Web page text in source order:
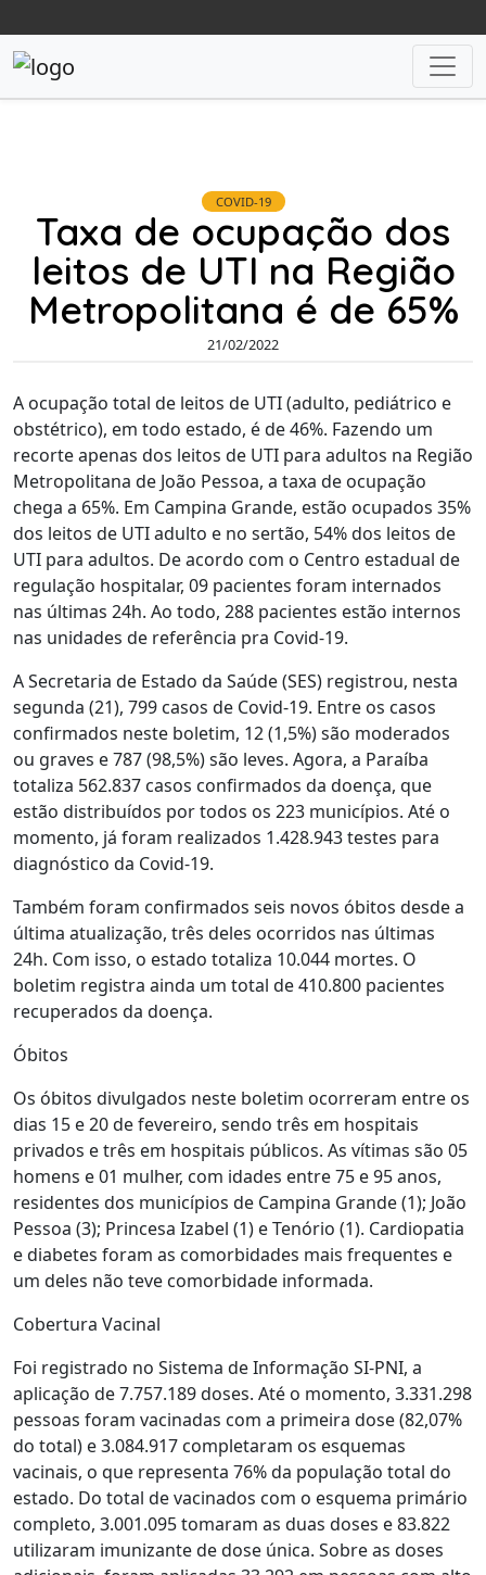
COVID-19
Taxa de ocupação dos
leitos de UTI na Região
Metropolitana é de 65%
21/02/2022
A ocupação total de leitos de UTI (adulto, pediátrico e
obstétrico), em todo estado, é de 46%. Fazendo um
recorte apenas dos leitos de UTI para adultos na Região
Metropolitana de João Pessoa, a taxa de ocupação
chega a 65%. Em Campina Grande, estão ocupados 35%
dos leitos de UTI adulto e no sertão, 54% dos leitos de
UTI para adultos. De acordo com o Centro estadual de
regulação hospitalar, 09 pacientes foram internados
nas últimas 24h. Ao todo, 288 pacientes estão internos
nas unidades de referência pra Covid-19.
A Secretaria de Estado da Saúde (SES) registrou, nesta
segunda (21), 799 casos de Covid-19. Entre os casos
confirmados neste boletim, 12 (1,5%) são moderados
ou graves e 787 (98,5%) são leves. Agora, a Paraíba
totaliza 562.837 casos confirmados da doença, que
estão distribuídos por todos os 223 municípios. Até o
momento, já foram realizados 1.428.943 testes para
diagnóstico da Covid-19.
Também foram confirmados seis novos óbitos desde a
última atualização, três deles ocorridos nas últimas
24h. Com isso, o estado totaliza 10.044 mortes. O
boletim registra ainda um total de 410.800 pacientes
recuperados da doença.
Óbitos
Os óbitos divulgados neste boletim ocorreram entre os
dias 15 e 20 de fevereiro, sendo três em hospitais
privados e três em hospitais públicos. As vítimas são 05
homens e 01 mulher, com idades entre 75 e 95 anos,
residentes dos municípios de Campina Grande (1); João
Pessoa (3); Princesa Izabel (1) e Tenório (1). Cardiopatia
e diabetes foram as comorbidades mais frequentes e
um deles não teve comorbidade informada.
Cobertura Vacinal
Foi registrado no Sistema de Informação SI-PNI, a
aplicação de 7.757.189 doses. Até o momento, 3.331.298
pessoas foram vacinadas com a primeira dose (82,07%
do total) e 3.084.917 completaram os esquemas
vacinais, o que representa 76% da população total do
estado. Do total de vacinados com o esquema primário
completo, 3.001.095 tomaram as duas doses e 83.822
utilizaram imunizante de dose única. Sobre as doses